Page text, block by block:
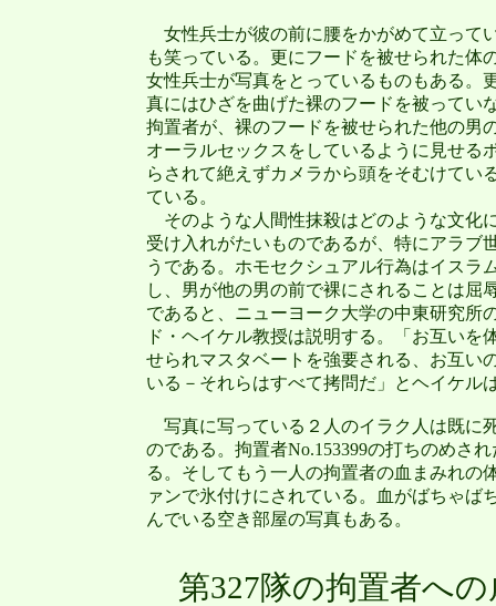
女性兵士が彼の前に腰をかがめて立って
も笑っている。更にフードを被せられた体
女性兵士が写真をとっているものもある。
真にはひざを曲げた裸のフードを被ってい
拘置者が、裸のフードを被せられた他の男
オーラルセックスをしているように見せる
らされて絶えずカメラから頭をそむけてい
ている。
そのような人間性抹殺はどのような文化
受け入れがたいものであるが、特にアラブ
うである。ホモセクシュアル行為はイスラ
し、男が他の男の前で裸にされることは屈
であると、ニューヨーク大学の中東研究所
ド・ヘイケル教授は説明する。「お互いを
せられマスタベートを強要される、お互い
いる－それらはすべて拷問だ」とヘイケル
写真に写っている２人のイラク人は既に
のである。拘置者No.153399の打ちのめさ
る。そしてもう一人の拘置者の血まみれの
ァンで氷付けにされている。血がばちゃば
んでいる空き部屋の写真もある。
第327隊の拘置者へ